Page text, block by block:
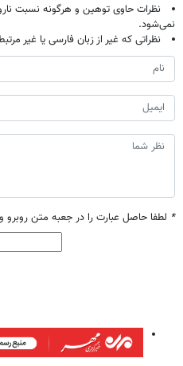
نظرات حاوی توهین و هرگونه نسبت
نمی‌شود.
نظراتی که غیر از زبان فارسی یا غیر
* لطفا حاصل عبارت را در جعبه متن روبرو